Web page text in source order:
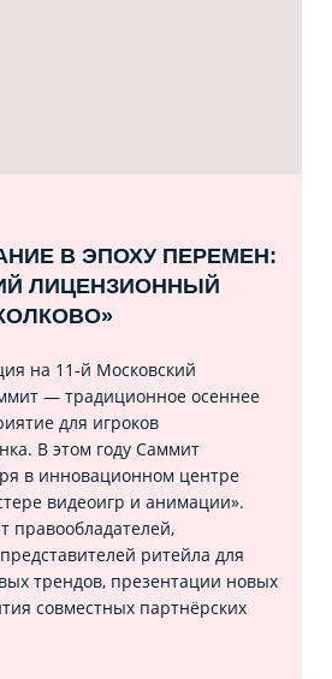
В ЭПОХУ ПЕРЕМЕН:
ЛИЦЕНЗИОННЫЙ
на 11‑й Московский
— традиционное осеннее
для игроков
В этом году Саммит
в инновационном центре
видеоигр и анимации».
правообладателей,
ритейла для
трендов, презентации новых
совместных партнёрских